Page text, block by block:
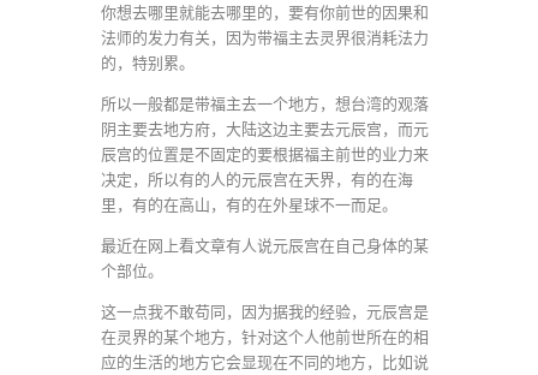
你想去哪里就能去哪里的，要有你前世的因果和
法师的发力有关，因为带福主去灵界很消耗法力
的，特别累。
所以一般都是带福主去一个地方，想台湾的观落
阴主要去地方府，大陆这边主要去元辰宫，而元
辰宫的位置是不固定的要根据福主前世的业力来
决定，所以有的人的元辰宫在天界，有的在海
里，有的在高山，有的在外星球不一而足。
最近在网上看文章有人说元辰宫在自己身体的某
个部位。
这一点我不敢苟同，因为据我的经验，元辰宫是
在灵界的某个地方，针对这个人他前世所在的相
应的生活的地方它会显现在不同的地方，比如说